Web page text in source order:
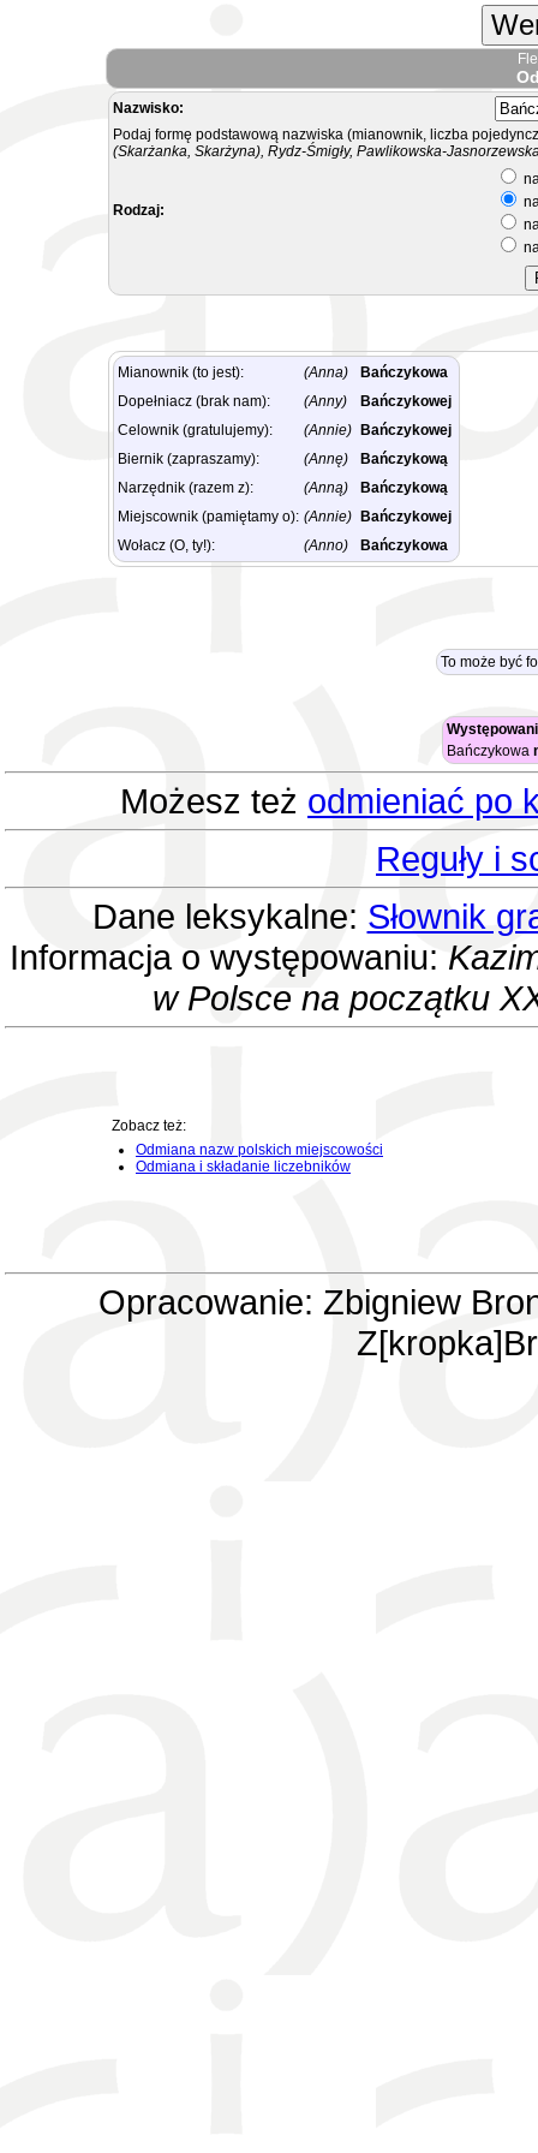
Nazwisko:
Podaj formę podstawową nazwiska (mianownik, liczba
(Skarżanka, Skarżyna), Rydz-Śmigły, Pawlikowska-
Rodzaj:
Mianownik (to jest): (Anna)
Bańczykowa
Dopełniacz (brak nam):
(Anny)
Bańczykowej
Celownik (gratulujemy):
(Annie)
Bańczykowej
Biernik (zapraszamy):
(Annę)
Bańczykową
Narzędnik (razem z):
(Anną)
Bańczykową
Miejscownik (pamiętamy o): (Annie)
Bańczykowej
Wołacz (O, ty!):
(Anno) Bańczykowa
To może być
Bańczykowa
Możesz też odmieniać po
Reguły i
Dane leksykalne: Słownik
Informacja o występowaniu:
w Polsce na początku
Zobacz też:
Odmiana nazw polskich miejscowości
Odmiana i składanie liczebników
Opracowanie: Zbigniew